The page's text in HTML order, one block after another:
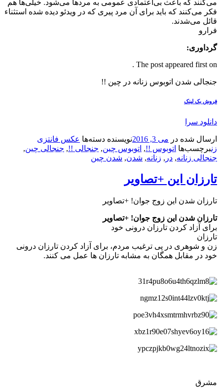
می‌کنند که باعث بی‌اعتمادی عمومی به مردها می‌شود. خیلی‌ها هم
فکر می‌کنند که باید برای آن مرد پیری که در ویدئو دیده شده استثناء
قائل می‌شدند.
فرارو
گرداوری:
The post appeared first on .
جنجالی شدن اتوبوس‌ زنانه در چین !!
فروش بک لینک
دانلود سرا
ارسال شده در می 3, 2016 نویسنده دسته‌ها عکس فانتزی
زنبرچسب‌ها اتوبوس‌ !!, اتوبوس‌ چین, جنجالی !!, جنجالی چین,
جنجالی زنانه, در , زنانه, شدن, شدن چین
تارزان این +تصاویر
تارزان شدن این زوج جوان! +تصاویر
تارزان شدن این زوج جوان! +تصاویر
برای آزاد کردن تارزان درونی خود
تارزان
زن و شوهری در پی ترغیب مردم، برای آزاد کردن تارزان درونی
خود در مقابل همگان به مشابه تارزان ها عمل می کنند.
مشرق